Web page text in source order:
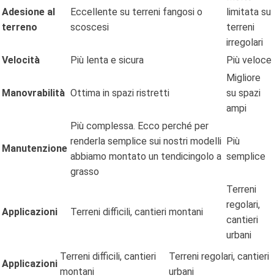
Adesione al
terreno
Eccellente su terreni fangosi o
scoscesi
limitata su
terreni
irregolari
Velocità
Più lenta e sicura Più veloce
Manovrabilità Ottima in spazi ristretti
Migliore
su spazi
ampi
Manutenzione
Più complessa. Ecco perché per
renderla semplice sui nostri modelli
abbiamo montato un tendicingolo a
grasso
Più
semplice
Applicazioni Terreni difficili, cantieri montani
Terreni
regolari,
cantieri
urbani
Applicazioni
Terreni difficili, cantieri
montani
Terreni regolari, cantieri
urbani